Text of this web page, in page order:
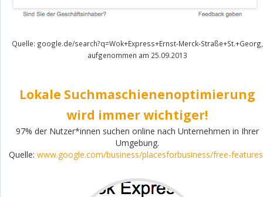
Quelle: google.de/search?q=Wok+Express+Ernst-Merck-Straße+St.+Georg,
aufgenommen am 25.09.2013
Lokale Suchmaschienenoptimierung
wird immer wichtiger!
97% der Nutzer*innen suchen online nach Unternehmen in Ihrer
Umgebung.
Quelle: www.google.com/business/placesforbusiness/free-